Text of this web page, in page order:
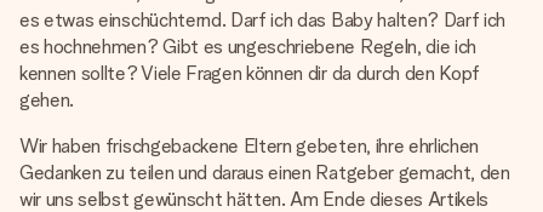
Montag - Freitag : 8:30 - 17:00 Uhr
Samstag - Sonntag : 8:30 - 13:00 Uhr
es etwas einschüchternd. Darf ich das Baby halten? Darf ich
es hochnehmen? Gibt es ungeschriebene Regeln, die ich
kennen sollte? Viele Fragen können dir da durch den Kopf
gehen.
Wir haben frischgebackene Eltern gebeten, ihre ehrlichen
Gedanken zu teilen und daraus einen Ratgeber gemacht, den
wir uns selbst gewünscht hätten. Am Ende dieses Artikels